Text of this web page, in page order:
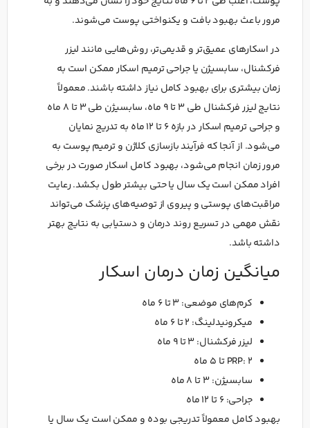
مرور باعث بهبود بافت و یکنواختی پوست می‌شوند.
در اسکارهای عمیق‌تر و قدیمی‌تر، روش‌هایی مانند لیزر
فرکشنال، سابسیژن یا جراحی ترمیم اسکار ممکن است به
زمان بیشتری برای بهبود کامل نیاز داشته باشند. معمولاً
نتایج لیزر فرکشنال طی ۳ تا ۹ ماه، سابسیژن طی ۳ تا ۸ ماه
و جراحی ترمیم اسکار در بازه ۶ تا ۱۲ ماه به تدریج نمایان
می‌شود. از آنجا که فرآیند بازسازی کلاژن و ترمیم پوست به
مرور زمان انجام می‌شود، بهبود کامل اسکار صورت در برخی
افراد ممکن است یک سال یا حتی بیشتر طول بکشد. رعایت
مراقبت‌های پوستی و پیروی از توصیه‌های پزشک می‌تواند
نقش مهمی در تسریع روند درمان و دستیابی به نتایج بهتر
داشته باشد.
میانگین زمان درمان اسکار
کرم‌های موضعی: ۳ تا ۶ ماه
میکرونیدلینگ: ۲ تا ۶ ماه
لیزر فرکشنال: ۳ تا ۹ ماه
PRP: ۲ تا ۵ ماه
سابسیژن: ۳ تا ۸ ماه
جراحی: ۶ تا ۱۲ ماه
بهبود کامل معمولاً تدریجی بوده و ممکن است یک سال یا